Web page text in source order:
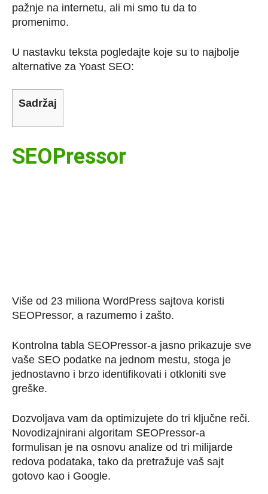
pažnje na internetu, ali mi smo tu da to
promenimo.
U nastavku teksta pogledajte koje su to najbolje
alternative za Yoast SEO:
Sadržaj
SEOPressor
Više od 23 miliona WordPress sajtova koristi
SEOPressor, a razumemo i zašto.
Kontrolna tabla SEOPressor-a jasno prikazuje sve
vaše SEO podatke na jednom mestu, stoga je
jednostavno i brzo identifikovati i otkloniti sve
greške.
Dozvoljava vam da optimizujete do tri ključne reči.
Novodizajnirani algoritam SEOPressor-a
formulisan je na osnovu analize od tri milijarde
redova podataka, tako da pretražuje vaš sajt
gotovo kao i Google.